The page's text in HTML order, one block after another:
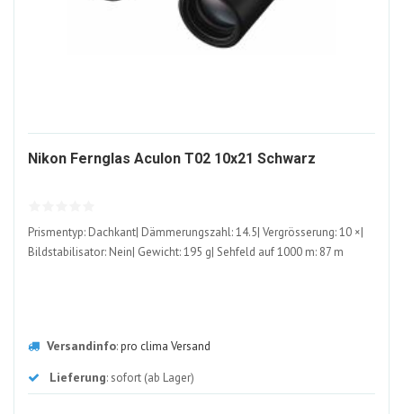
Nikon Fernglas Aculon T02 10x21 Schwarz
Prismentyp: Dachkant| Dämmerungszahl: 14.5| Vergrösserung: 10 ×|
Bildstabilisator: Nein| Gewicht: 195 g| Sehfeld auf 1000 m: 87 m
Versandinfo:pro clima Versand
Lieferung: sofort (ab Lager)